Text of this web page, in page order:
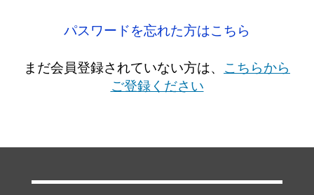
パスワードを忘れた方はこちら
まだ会員登録されていない方は、 こちらから
ご登録ください